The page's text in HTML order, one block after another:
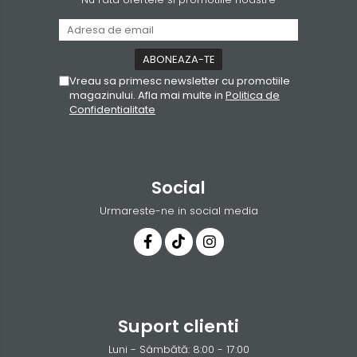
Vreau sa primesc newsletter cu promotiile
magazinului. Afla mai multe in Politica de
Confidentialitate
Social
Urmareste-ne in social media
Suport clienti
Luni - Sâmbătă: 8:00 - 17:00